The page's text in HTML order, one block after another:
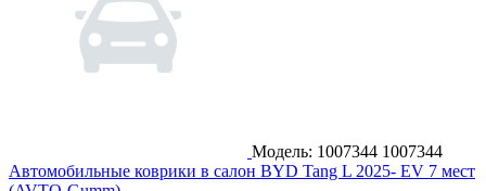
Модель: 1007344 1007344
Автомобильные коврики в салон BYD Tang L 2025- EV 7 мест